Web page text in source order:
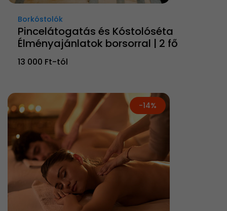
Borkóstolók
Pincelátogatás és Kóstolóséta
Élményajánlatok borsorral | 2 fő
13 000 Ft-tól
-14%